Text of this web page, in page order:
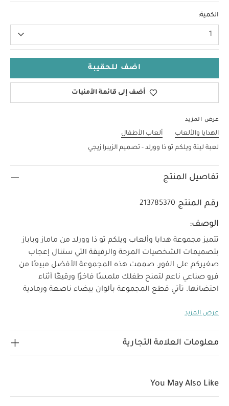
الكمية:
1
اضف للحقيبة
أضف إلى قائمة الأمنيات
عرض المزيد
الهدايا والألعاب
ألعاب الأطفال
لعبة لينة ويلكم تو ذا وورلد - تصميم الزيبرا زيجي
تفاصيل المنتج
رقم المنتج 213785370
الوصف:
تتميز مجموعة هدايا وألعاب ويلكم تو ذا وورلد من ماماز وباباز
بتصميمات الشخصيات المرحة والرقيقة التي ستنال إعجاب
صغيركم على الفور. صممت هذه المجموعة الأفضل مبيعًا من
فرو صناعي ناعم لتمنح طفلك ملمسًا فاخرًا ورقيقًا أثناء
احتضانها. تأتي قطع المجموعة بألوان بيضاء ناصعة ورمادية
ومفعمة بالحيوية على مجموعة الألعاب اللينة التقليدية.
والأسود اللذين يميزان لعبة الزيبرا زيجي المصنوع من فرو صناعي
مجموعة هدايا وألعاب ويلكوم تو ذا وورلد بتصميم يتناسب مع
عرض المزيد
معلومات العلامة التجارية
You May Also Like